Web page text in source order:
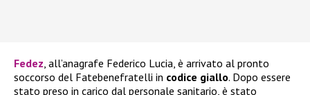
Fedez , all’anagrafe Federico Lucia, è arrivato al pronto
soccorso del Fatebenefratelli in codice giallo. Dopo essere
stato preso in carico dal personale sanitario, è stato